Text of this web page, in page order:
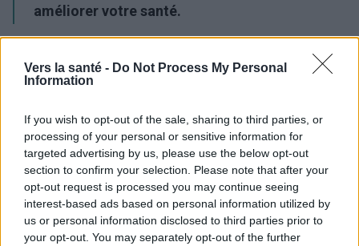
Vers la santé - Do Not Process My Personal
Information
If you wish to opt-out of the sale, sharing to third parties, or
processing of your personal or sensitive information for
targeted advertising by us, please use the below opt-out
section to confirm your selection. Please note that after your
opt-out request is processed you may continue seeing
interest-based ads based on personal information utilized by
us or personal information disclosed to third parties prior to
your opt-out. You may separately opt-out of the further
améliorer votre santé.